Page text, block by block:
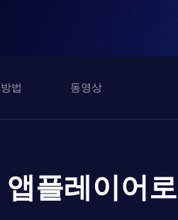
법 동영상
앱플레이어로